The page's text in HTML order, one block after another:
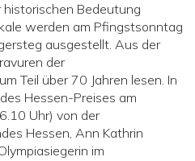
Bedeutung
werden am Pfingstsonntag
ausgestellt. Aus der
der
Teil über 70 Jahren lesen. In
Hessen-Preises am
Uhr) von der
Hessen, Ann Kathrin
im